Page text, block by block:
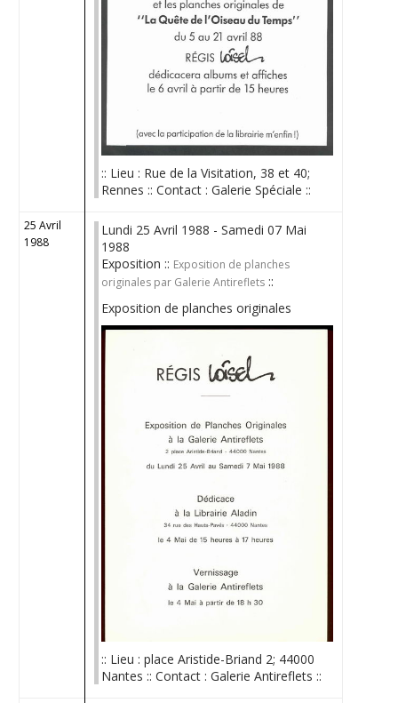
:: Lieu : Rue de la Visitation, 38 et 40;
Rennes :: Contact : Galerie Spéciale ::
25 Avril
1988
Lundi 25 Avril 1988 - Samedi 07 Mai
1988
Exposition :: Exposition de planches
originales par Galerie Antireflets ::
Exposition de planches originales
:: Lieu : place Aristide-Briand 2; 44000
Nantes :: Contact : Galerie Antireflets ::